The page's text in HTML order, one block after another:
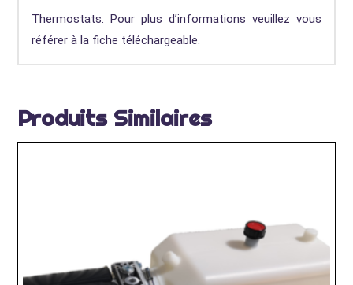
Thermostats. Pour plus d’informations veuillez vous
référer à la fiche téléchargeable.
Produits Similaires